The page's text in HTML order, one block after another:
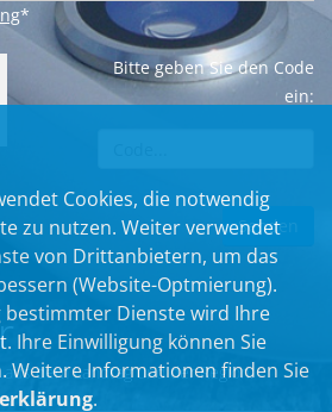
*
Bitte geben Sie den Code
ein:
dem Landtag und der Region.
Cookies, die notwendig
zu nutzen. Weiter verwendet
von Drittanbietern, um das
(Website-Optmierung).
bestimmter Dienste wird Ihre
Ihre Einwilligung können Sie
Weitere Informationen finden Sie
.